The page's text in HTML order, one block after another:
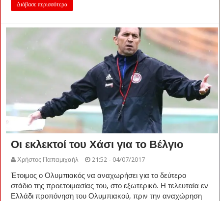
Διάβασε περισσότερα
Οι εκλεκτοί του Χάσι για το Βέλγιο
Χρήστος Παπαμιχαήλ 21:52 - 04/07/2017
Έτοιμος ο Ολυμπιακός να αναχωρήσει για το δεύτερο
στάδιο της προετοιμασίας του, στο εξωτερικό. Η τελευταία εν
Ελλάδι προπόνηση του Ολυμπιακού, πριν την αναχώρηση